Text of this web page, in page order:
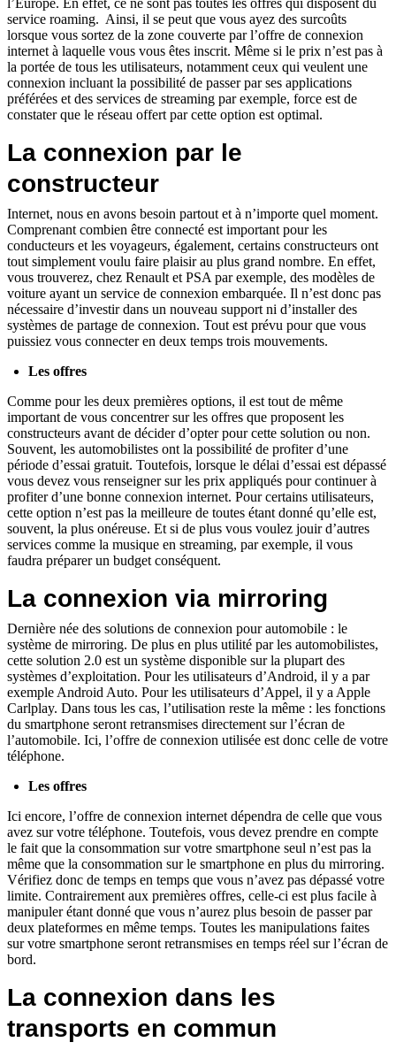
l’Europe. En effet, ce ne sont pas toutes les offres qui disposent du
service roaming. Ainsi, il se peut que vous ayez des surcoûts
lorsque vous sortez de la zone couverte par l’offre de connexion
internet à laquelle vous vous êtes inscrit. Même si le prix n’est pas à
la portée de tous les utilisateurs, notamment ceux qui veulent une
connexion incluant la possibilité de passer par ses applications
préférées et des services de streaming par exemple, force est de
constater que le réseau offert par cette option est optimal.
La connexion par le
constructeur
Internet, nous en avons besoin partout et à n’importe quel moment.
Comprenant combien être connecté est important pour les
conducteurs et les voyageurs, également, certains constructeurs ont
tout simplement voulu faire plaisir au plus grand nombre. En effet,
vous trouverez, chez Renault et PSA par exemple, des modèles de
voiture ayant un service de connexion embarquée. Il n’est donc pas
nécessaire d’investir dans un nouveau support ni d’installer des
systèmes de partage de connexion. Tout est prévu pour que vous
puissiez vous connecter en deux temps trois mouvements.
Les offres
Comme pour les deux premières options, il est tout de même
important de vous concentrer sur les offres que proposent les
constructeurs avant de décider d’opter pour cette solution ou non.
Souvent, les automobilistes ont la possibilité de profiter d’une
période d’essai gratuit. Toutefois, lorsque le délai d’essai est dépassé
vous devez vous renseigner sur les prix appliqués pour continuer à
profiter d’une bonne connexion internet. Pour certains utilisateurs,
cette option n’est pas la meilleure de toutes étant donné qu’elle est,
souvent, la plus onéreuse. Et si de plus vous voulez jouir d’autres
services comme la musique en streaming, par exemple, il vous
faudra préparer un budget conséquent.
La connexion via mirroring
Dernière née des solutions de connexion pour automobile : le
système de mirroring. De plus en plus utilité par les automobilistes,
cette solution 2.0 est un système disponible sur la plupart des
systèmes d’exploitation. Pour les utilisateurs d’Android, il y a par
exemple Android Auto. Pour les utilisateurs d’Appel, il y a Apple
Carlplay. Dans tous les cas, l’utilisation reste la même : les fonctions
du smartphone seront retransmises directement sur l’écran de
l’automobile. Ici, l’offre de connexion utilisée est donc celle de votre
téléphone.
Les offres
Ici encore, l’offre de connexion internet dépendra de celle que vous
avez sur votre téléphone. Toutefois, vous devez prendre en compte
le fait que la consommation sur votre smartphone seul n’est pas la
même que la consommation sur le smartphone en plus du mirroring.
Vérifiez donc de temps en temps que vous n’avez pas dépassé votre
limite. Contrairement aux premières offres, celle-ci est plus facile à
manipuler étant donné que vous n’aurez plus besoin de passer par
deux plateformes en même temps. Toutes les manipulations faites
sur votre smartphone seront retransmises en temps réel sur l’écran de
bord.
La connexion dans les
transports en commun